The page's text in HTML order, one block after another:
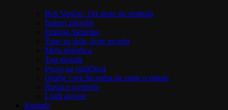
Beli Venčac: Od stene do simbola
Izaberi zdravlje
Emisija Aktuelno
Žene na delu, žene na selu
Moja porodica
Top mozaik
Pravo na različitost
Oružje i sve što treba da znate o njemu
Riznica svetitelja
Ljudi govore
Kontakt